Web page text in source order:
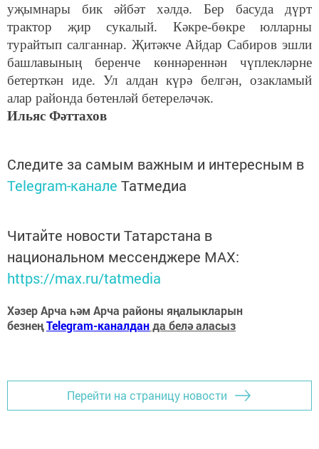
уҗымнары бик әйбәт хәлдә. Бер басуда дүрт
трактор җир сукалый. Кәкре-бөкре юлларны
турайтып салганнар. Җитәкче Айдар Сабиров эшли
башлавының беренче көннәреннән чүплекләрне
бетерткән иде. Ул алдан күрә белгән, озакламый
алар районда бөтенләй бетереләчәк.
Ильяс Фәттахов
Следите за самым важным и интересным в
Telegram-канале Татмедиа
Читайте новости Татарстана в
национальном мессенджере MАХ:
https://max.ru/tatmedia
Хәзер Арча һәм Арча районы яңалыкларын
безнеңTelegram-каналданда белә аласыз
Перейти на страницу новости